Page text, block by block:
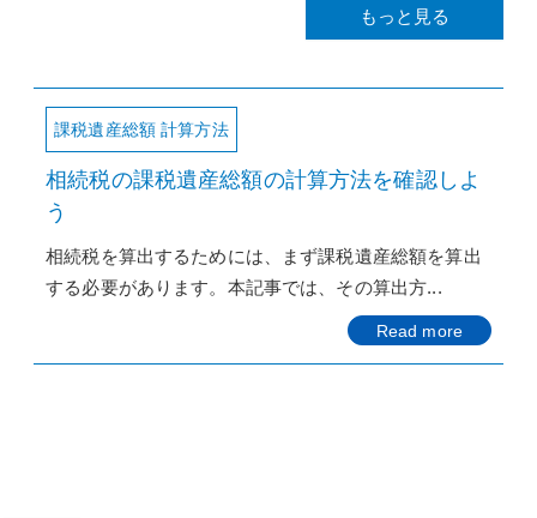
もっと見る
課税遺産総額 計算方法
相続税の課税遺産総額の計算方法を確認しよ
う
相続税を算出するためには、まず課税遺産総額を算出
する必要があります。本記事では、その算出方...
Read more